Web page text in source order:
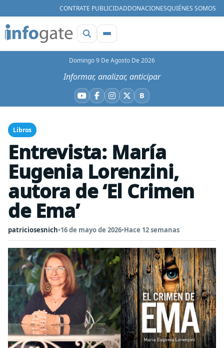
CONTRATE PUBLICIDADDONACIONESQUIÉNES SOMOS
Domingo 9 De Agosto De 2026
Informar, analizar, anticipar
YouTube
Facebook
Instagram
X BBluesky
Libros
Entrevista: María
Eugenia Lorenzini,
autora de ‘El Crimen
de Ema’
patriciosesnich•16 de mayo de 2026•Hace 12 semanas